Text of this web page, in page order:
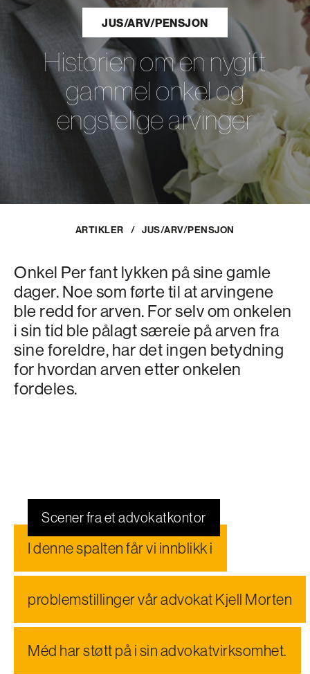
JUS/ARV/PENSJON
Historien om en nygift
gammel onkel og
engstelige arvinger
ARTIKLER / JUS/ARV/PENSJON
Onkel Per fant lykken på sine gamle
dager. Noe som førte til at arvingene
ble redd for arven. For selv om onkelen
i sin tid ble pålagt særeie på arven fra
sine foreldre, har det ingen betydning
for hvordan arven etter onkelen
fordeles.
Scener fra et advokatkontor
I denne spalten får vi innblikk i
problemstillinger vår advokat Kjell Morten
Méd har støtt på i sin advokatvirksomhet.